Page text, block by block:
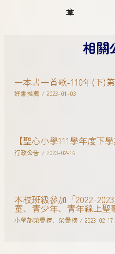
章
相關
一本書一首歌-110年(下)
好書推薦 / 2023-01-03
【聖心小學111學年度下
行政公告 / 2023-02-16
本校班級參加「2022-
童、青少年、青年線上聖
小學部榮譽榜、 榮譽榜/ 2023-02-17